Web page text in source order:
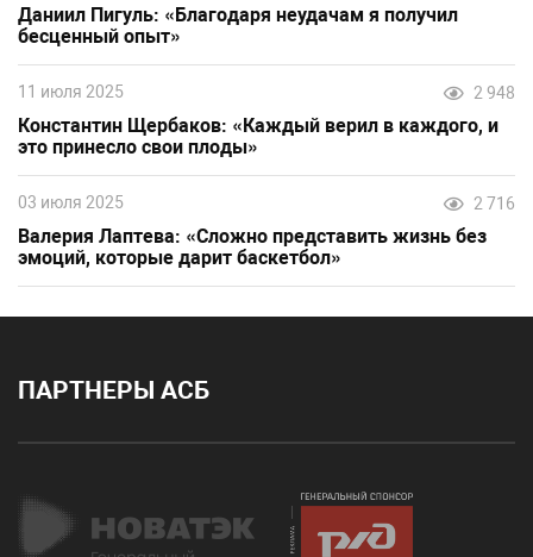
Даниил Пигуль: «Благодаря неудачам я получил
бесценный опыт»
11 июля 2025 2 948
Константин Щербаков: «Каждый верил в каждого, и
это принесло свои плоды»
03 июля 2025 2 716
Валерия Лаптева: «Сложно представить жизнь без
эмоций, которые дарит баскетбол»
ПАРТНЕРЫ АСБ